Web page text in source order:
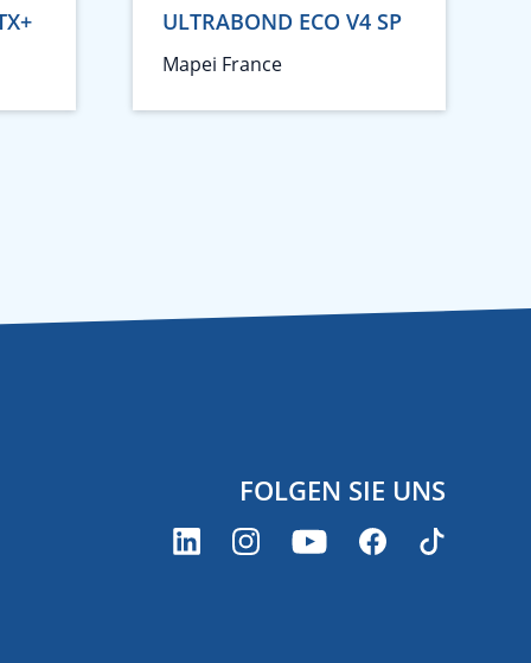
ULTRABOND ECO V4 SP
Mapei France
FOLGEN SIE UNS